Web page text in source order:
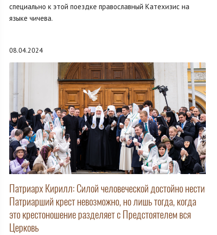
специально к этой поездке православный Катехизис на
языке чичева.
08.04.2024
Патриарх Кирилл: Cилой человеческой достойно нести
Патриарший крест невозможно, но лишь тогда, когда
это крестоношение разделяет с Предстоятелем вся
Церковь